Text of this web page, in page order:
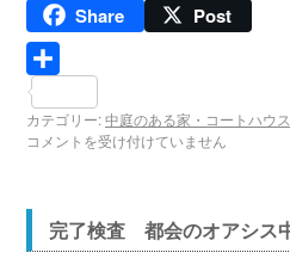
Line
Share Post
有
カテゴリー:中庭のある家・コートハウス
コメントを受け付けていません
完了検査 都会のオアシス